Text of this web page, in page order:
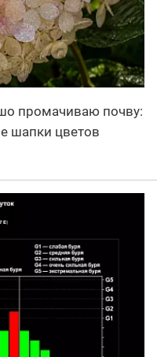
промачиваю почву:
шапки цветов